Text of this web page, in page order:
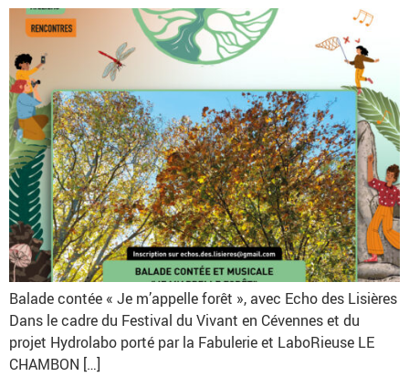
Balade contée « Je m’appelle forêt », avec Echo des Lisières
Dans le cadre du Festival du Vivant en Cévennes et du
projet Hydrolabo porté par la Fabulerie et LaboRieuse LE
CHAMBON […]